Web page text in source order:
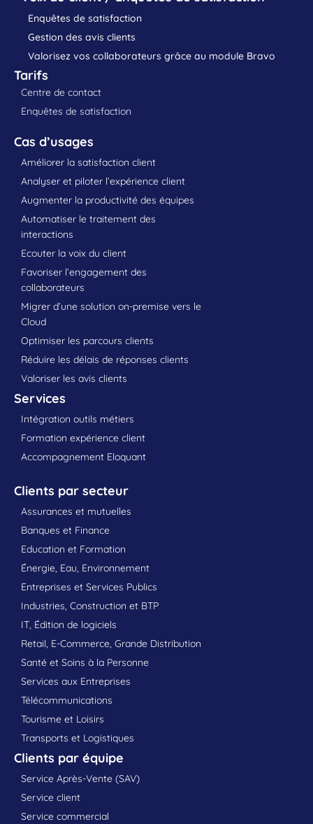
Enquêtes de satisfaction
Gestion des avis clients
Valorisez vos collaborateurs grâce au module Bravo
Tarifs
Centre de contact
Enquêtes de satisfaction
Cas d’usages
Améliorer la satisfaction client
Analyser et piloter l’expérience client
Augmenter la productivité des équipes
Automatiser le traitement des
interactions
Ecouter la voix du client
Favoriser l’engagement des
collaborateurs
Migrer d’une solution on-premise vers le
Cloud
Optimiser les parcours clients
Réduire les délais de réponses clients
Valoriser les avis clients
Services
Intégration outils métiers
Formation expérience client
Accompagnement Eloquant
Clients par secteur
Assurances et mutuelles
Banques et Finance
Education et Formation
Énergie, Eau, Environnement
Entreprises et Services Publics
Industries, Construction et BTP
IT, Édition de logiciels
Retail, E-Commerce, Grande Distribution
Santé et Soins à la Personne
Services aux Entreprises
Télécommunications
Tourisme et Loisirs
Transports et Logistiques
Clients par équipe
Service Après-Vente (SAV)
Service client
Service commercial